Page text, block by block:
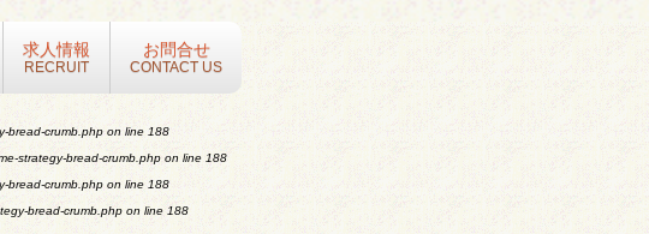
求人情報
RECRUIT
お問合せ
CONTACT US
bread-crumb.php on line 188
strategy-bread-crumb.php on line 188
bread-crumb.php on line 188
bread-crumb.php on line 188